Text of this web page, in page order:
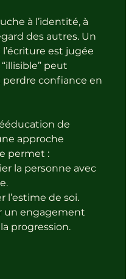
à l’identité, à
des autres. Un
est jugée
peut
confiance en
de
approche
permet :
l’estime de soi.
progression.